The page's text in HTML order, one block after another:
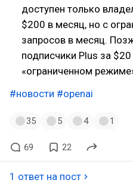
доступен только
$200 в месяц, но с
запросов в месяц.
подписчики Plus за
«ограниченном
#новости #openai
35 5 4 1
69 22
1 ответ на пост